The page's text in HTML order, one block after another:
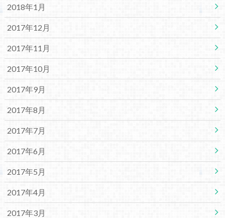
2018年1月
2017年12月
2017年11月
2017年10月
2017年9月
2017年8月
2017年7月
2017年6月
2017年5月
2017年4月
2017年3月